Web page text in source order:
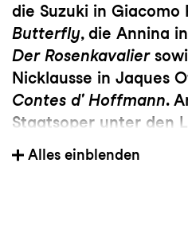
die Suzuki in Giacomo
Butterfly, die Annina
Der Rosenkavalier
Nicklausse in Jaques
Contes d' Hoffmann.
Staatsoper unter den
Lampi als Varvara in
Kabanowa
Alles einblenden